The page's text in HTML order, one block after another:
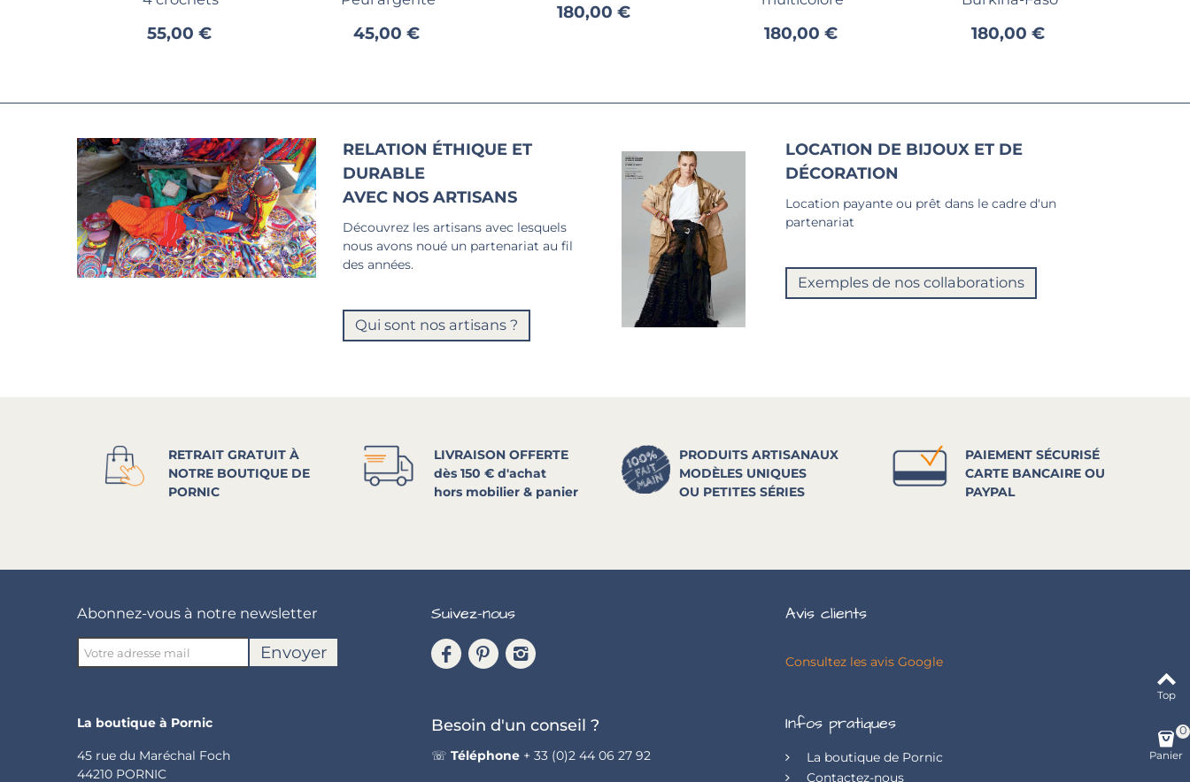
55,00 € 45,00 €
180,00 €
180,00 € 180,00 €
RELATION ÉTHIQUE ET
DURABLE
AVEC NOS ARTISANS
Découvrez les artisans avec lesquels
nous avons noué un partenariat au fil
des années.
Qui sont nos artisans ?
LOCATION DE BIJOUX ET DE
DÉCORATION
Location payante ou prêt dans le cadre d'un
partenariat
Exemples de nos collaborations
RETRAIT GRATUIT À
NOTRE BOUTIQUE DE
PORNIC
LIVRAISON OFFERTE
dès 150 € d'achat
hors mobilier & panier
PRODUITS ARTISANAUX
MODÈLES UNIQUES
OU PETITES SÉRIES
PAIEMENT SÉCURISÉ
CARTE BANCAIRE OU
PAYPAL
Abonnez-vous à notre newsletter
Envoyer
Suivez-nous Avis clients
Consultez les avis Google
La boutique à Pornic
45 rue du Maréchal Foch
44210 PORNIC
Besoin d'un conseil ?
☏ Téléphone+ 33 (0)2 44 06 27 92
Infos pratiques
La boutique de Pornic
Contactez-nous
Top
Panier
0